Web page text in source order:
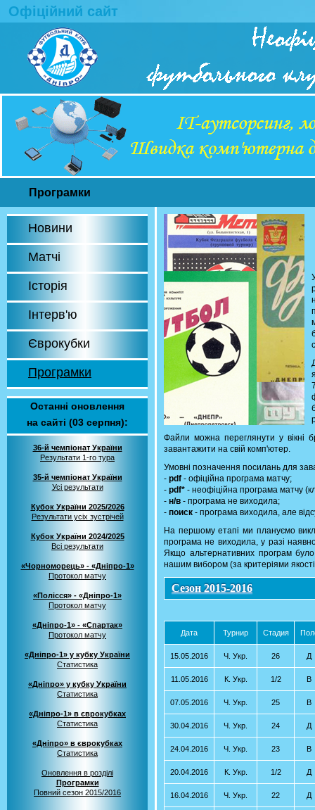
Офіційний сайт
Програмки
Новини
Матчі
Історія
Інтерв'ю
Єврокубки
Програмки
Останні оновлення
на сайті (03 серпня):
36-й чемпіонат України
Результати 1-го тура
35-й чемпіонат України
Усі результати
Кубок України 2025/2026
Результати усіх зустрічей
Кубок України 2024/2025
Всі результати
«Чорноморець» - «Дніпро-1»
Протокол матчу
«Полісся» - «Дніпро-1»
Протокол матчу
«Дніпро-1» - «Спартак»
Протокол матчу
«Дніпро-1» у кубку України
Статистика
«Дніпро» у кубку України
Статистика
«Дніпро-1» в єврокубках
Статистика
«Дніпро» в єврокубках
Статистика
Оновлення в розділі
Програмки
Повний сезон 2015/2016
Файли можна переглянути у вікні
завантажити на свій комп'ютер.
Умовні позначення посилань для
- pdf - офіційна програма матчу;
- pdf* - неофіційна програма матчу
- н/в - програма не виходила;
- поиск - програма виходила, але
На першому етапі ми плануємо
програма не виходила, у разі
Якщо альтернативних програм
нашим вибором (за критеріями
Сезон 2015-2016
Дата Турнир Стадия
15.05.2016 Ч. Укр. 26 Д
11.05.2016 К. Укр. 1/2 В
07.05.2016 Ч. Укр. 25 В
30.04.2016 Ч. Укр. 24 Д
24.04.2016 Ч. Укр. 23 В
20.04.2016 К. Укр. 1/2 Д
16.04.2016 Ч. Укр. 22 Д